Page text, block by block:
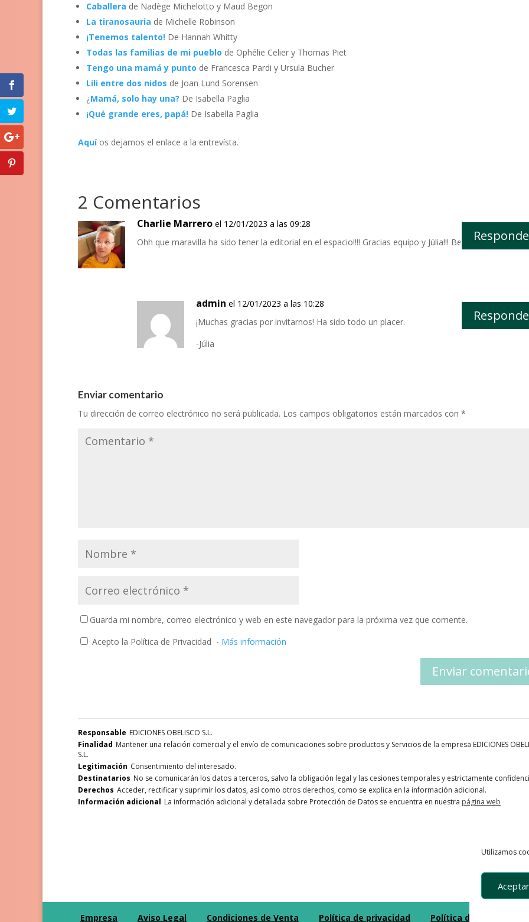
Utilizamos
Caballera de Nadège Michelotto y Maud Begon
La tiranosauria de Michelle Robinson
¡Tenemos talento! De Hannah Whitty
Todas las familias de mi pueblo de Ophélie Celier y Thomas Piet
Tengo una mamá y punto de Francesca Pardi y Ursula Bucher
Lili entre dos nidos de Joan Lund Sorensen
¿Mamá, solo hay una? De Isabella Paglia
¡Qué grande eres, papá! De Isabella Paglia
Aquí os dejamos el enlace a la entrevísta.
2 Comentarios
Charlie Marrero el 12/01/2023 a las 09:28
Ohh que maravilla ha sido tener la editorial en el espacio!!!! Gracias equipo y Júlia!!! Besos!
admin el 12/01/2023 a las 10:28
¡Muchas gracias por invitarnos! Ha sido todo un placer.
-Júlia
Enviar comentario
Tu dirección de correo electrónico no será publicada. Los campos obligatorios están marcados con *
Guarda mi nombre, correo electrónico y web en este navegador para la próxima vez que comente.
Acepto la Política de Privacidad - Más información
Responsable EDICIONES OBELISCO S.L.
Finalidad Mantener una relación comercial y el envío de comunicaciones sobre productos y Servicios de la empresa EDICIONES
S.L.
Legitimación Consentimiento del interesado.
Destinatarios No se comunicarán los datos a terceros, salvo la obligación legal y las cesiones temporales y estrictamente
Derechos Acceder, rectificar y suprimir los datos, así como otros derechos, como se explica en la información adicional.
Información adicional La información adicional y detallada sobre Protección de Datos se encuentra en nuestra página web
Empresa Aviso Legal Condiciones de Venta Política de privacidad Política de Cookies